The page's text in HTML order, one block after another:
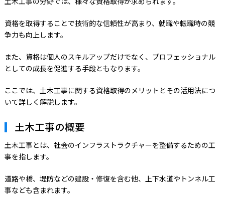
資格を取得することで技術的な信頼性が高まり、就職や転職時の競
争力も向上します。
また、資格は個人のスキルアップだけでなく、プロフェッショナル
としての成長を促進する手段ともなります。
ここでは、土木工事に関する資格取得のメリットとその活用法につ
いて詳しく解説します。
土木工事の概要
土木工事とは、社会のインフラストラクチャーを整備するための工
事を指します。
道路や橋、堤防などの建設・修復を含む他、上下水道やトンネル工
事なども含まれます。